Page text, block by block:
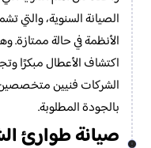
الصيانة السنوية، والتي
الأنظمة في حالة ممتازة.
اكتشاف الأعطال مبكرًا
الشركات فنيين
بالجودة المطلوبة.
صيانة طوارئ